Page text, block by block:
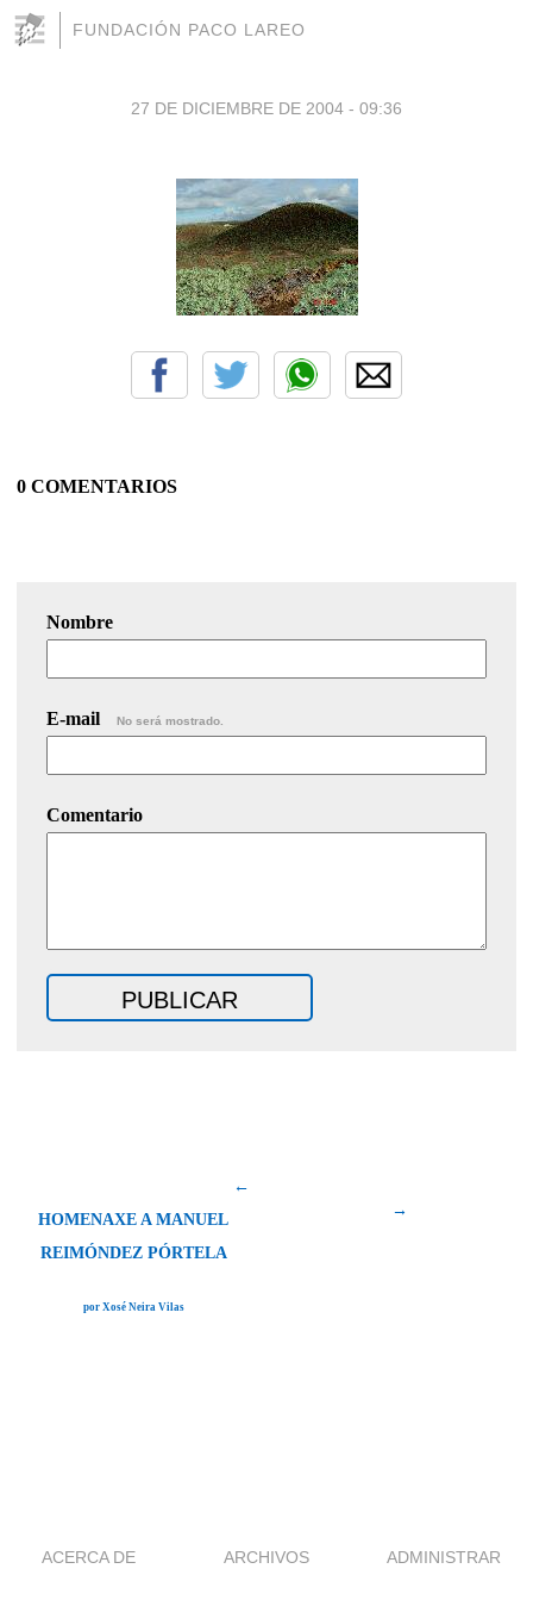
FUNDACIÓN PACO LAREO
27 DE DICIEMBRE DE 2004 - 09:36
0 COMENTARIOS
Nombre
E-mail No será mostrado.
Comentario
←
HOMENAXE A MANUEL
REIMÓNDEZ PÓRTELA
por Xosé Neira Vilas
→
ACERCA DE ARCHIVOS ADMINISTRAR